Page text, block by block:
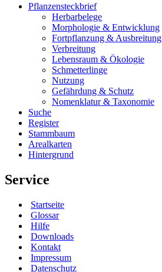
Pflanzensteckbrief
Herbarbelege
Morphologie & Entwicklung
Fortpflanzung & Ausbreitung
Verbreitung
Lebensraum & Ökologie
Schmetterlinge
Nutzung
Gefährdung & Schutz
Nomenklatur & Taxonomie
Suche
Register
Stammbaum
Arealkarten
Hintergrund
Service
Startseite
Glossar
Hilfe
Downloads
Kontakt
Impressum
Datenschutz